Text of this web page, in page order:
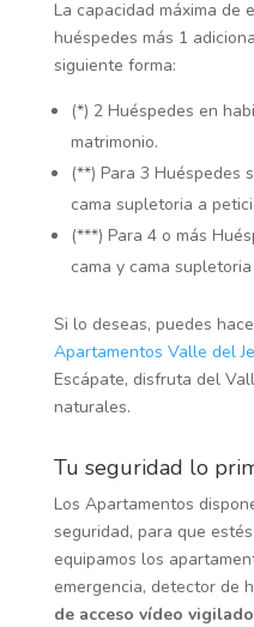
La capacidad máxima de
huéspedes más 1
siguiente forma:
(*) 2 Huéspedes en
matrimonio.
(**) Para 3 Huéspedes
cama supletoria a
(***) Para 4 o más
cama y cama
Si lo deseas, puedes
Apartamentos Valle del
Escápate, disfruta del
naturales.
Tu seguridad lo
Los Apartamentos
seguridad, para que
equipamos los
emergencia, detector de
de acceso vídeo